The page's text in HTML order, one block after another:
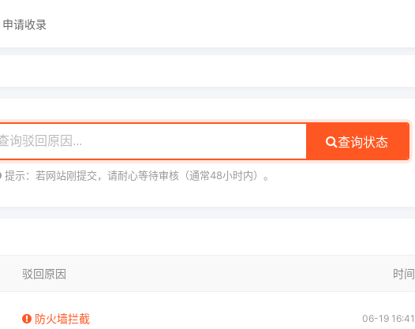
申请收录
查询状态
提示：若网站刚提交，请耐心等待审核（通常48小时内）。
驳回原因 时间
防火墙拦截 06-19 16:41